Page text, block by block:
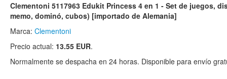
Clementoni 5117963 Edukit Princess 4 en 1 - Set de juegos,
memo, dominó, cubos) [importado de Alemania]
Marca: Clementoni
Precio actual: 13.55 EUR.
Normalmente se despacha en 24 horas. Disponible para envío